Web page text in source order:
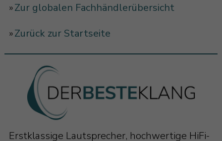
»Zur globalen Fachhändlerübersicht
»Zurück zur Startseite
Erstklassige Lautsprecher, hochwertige HiFi-